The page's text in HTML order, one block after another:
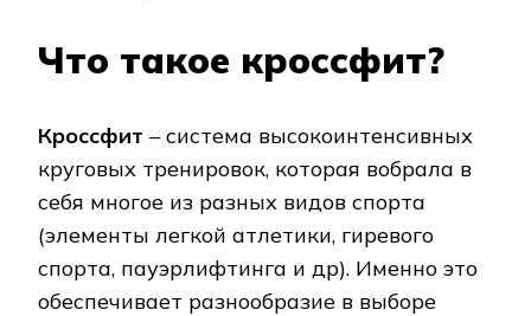
Что такое кроссфит?
Кроссфит – система высокоинтенсивных
круговых тренировок, которая вобрала в
себя многое из разных видов спорта
(элементы легкой атлетики, гиревого
спорта, пауэрлифтинга и др). Именно это
обеспечивает разнообразие в выборе